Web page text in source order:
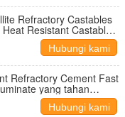
Refractory Castables
Resistant Castable
Hubungi kami
Refractory Cement Fast
yang tahan
Hubungi kami